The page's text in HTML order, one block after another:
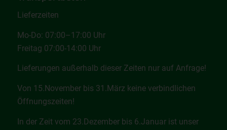
Lieferzeiten
Mo-Do: 07:00–17:00 Uhr
Freitag 07:00-14:00 Uhr
Lieferungen außerhalb dieser Zeiten nur auf Anfrage!
Von 15.November bis 31.März keine verbindlichen
Öffnungszeiten!
In der Zeit vom 23.Dezember bis 6.Januar ist unser